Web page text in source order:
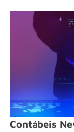
Contábeis